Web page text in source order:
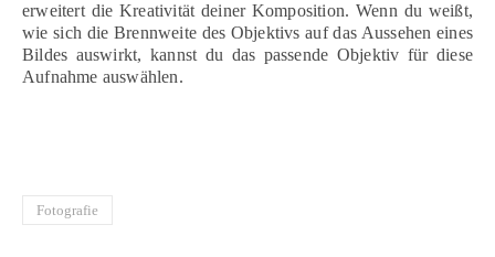
erweitert die Kreativität deiner Komposition. Wenn du weißt,
wie sich die Brennweite des Objektivs auf das Aussehen eines
Bildes auswirkt, kannst du das passende Objektiv für diese
Aufnahme auswählen.
Fotografie